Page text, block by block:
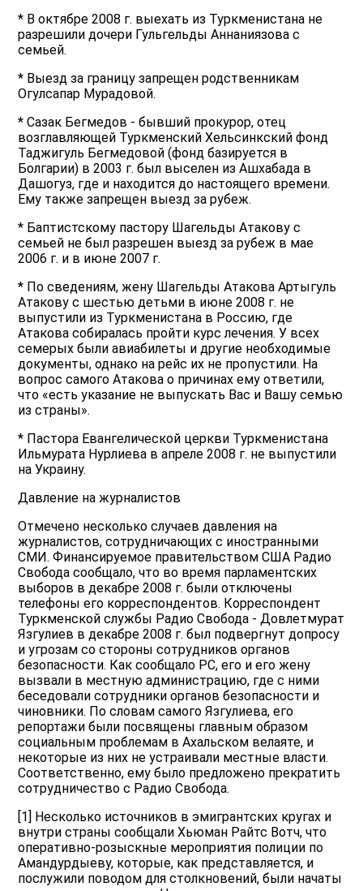
* В октябре 2008 г. выехать из Туркменистана не
разрешили дочери Гульгельды Аннаниязова с
семьей.
* Выезд за границу запрещен родственникам
Огулсапар Мурадовой.
* Сазак Бегмедов - бывший прокурор, отец
возглавляющей Туркменский Хельсинкский фонд
Таджигуль Бегмедовой (фонд базируется в
Болгарии) в 2003 г. был выселен из Ашхабада в
Дашогуз, где и находится до настоящего времени.
Ему также запрещен выезд за рубеж.
* Баптистскому пастору Шагельды Атакову с
семьей не был разрешен выезд за рубеж в мае
2006 г. и в июне 2007 г.
* По сведениям, жену Шагельды Атакова Артыгуль
Атакову с шестью детьми в июне 2008 г. не
выпустили из Туркменистана в Россию, где
Атакова собиралась пройти курс лечения. У всех
семерых были авиабилеты и другие необходимые
документы, однако на рейс их не пропустили. На
вопрос самого Атакова о причинах ему ответили,
что «есть указание не выпускать Вас и Вашу семью
из страны».
* Пастора Евангелической церкви Туркменистана
Ильмурата Нурлиева в апреле 2008 г. не выпустили
на Украину.
Давление на журналистов
Отмечено несколько случаев давления на
журналистов, сотрудничающих с иностранными
СМИ. Финансируемое правительством США Радио
Свобода сообщало, что во время парламентских
выборов в декабре 2008 г. были отключены
телефоны его корреспондентов. Корреспондент
Туркменской службы Радио Свобода - Довлетмурат
Язгулиев в декабре 2008 г. был подвергнут допросу
и угрозам со стороны сотрудников органов
безопасности. Как сообщало РС, его и его жену
вызвали в местную администрацию, где с ними
беседовали сотрудники органов безопасности и
чиновники. По словам самого Язгулиева, его
репортажи были посвящены главным образом
социальным проблемам в Ахальском велаяте, и
некоторые из них не устраивали местные власти.
Соответственно, ему было предложено прекратить
сотрудничество с Радио Свобода.
[1] Несколько источников в эмигрантских кругах и
внутри страны сообщали Хьюман Райтс Вотч, что
оперативно-розыскные мероприятия полиции по
Амандурдыеву, которые, как представляется, и
послужили поводом для столкновений, были начаты